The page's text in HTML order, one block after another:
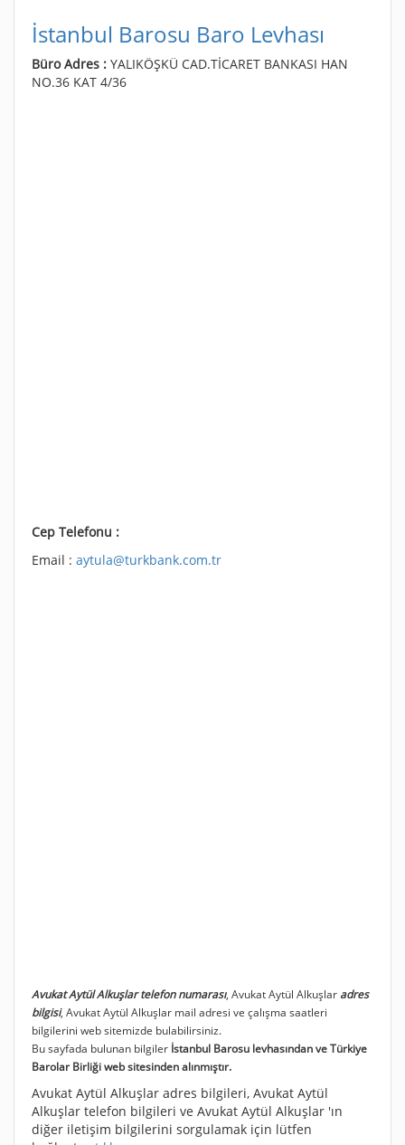
İstanbul Barosu Baro Levhası
Büro Adres : YALIKÖŞKÜ CAD.TİCARET BANKASI HAN
NO.36 KAT 4/36
Cep Telefonu :
Email : aytula@turkbank.com.tr
Avukat Aytül Alkuşlar telefon numarası, Avukat Aytül Alkuşlar adres
bilgisi, Avukat Aytül Alkuşlar mail adresi ve çalışma saatleri
bilgilerini web sitemizde bulabilirsiniz.
Bu sayfada bulunan bilgiler İstanbul Barosu levhasından ve Türkiye
Barolar Birliği web sitesinden alınmıştır.
Avukat Aytül Alkuşlar adres bilgileri, Avukat Aytül
Alkuşlar telefon bilgileri ve Avukat Aytül Alkuşlar 'ın
diğer iletişim bilgilerini sorgulamak için lütfen